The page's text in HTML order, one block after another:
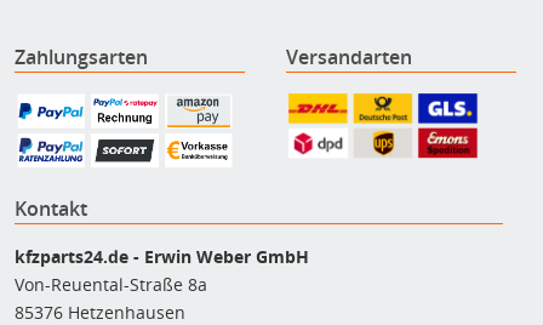
Zahlungsarten Versandarten
Kontakt
kfzparts24.de - Erwin Weber GmbH
Von-Reuental-Straße 8a
85376 Hetzenhausen